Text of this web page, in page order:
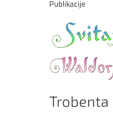
Publikacije
Trobenta